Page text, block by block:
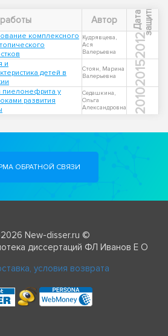
Автор Д
а
т
а
з
а
щ
и
т ы
комплексного Кудрявцева,
Ася
Валерьевна
2012
и
детей в
Стоян, Марина
Валерьевна
2015
пиелонефрита у
развития
Седашкина,
Ольга
Александровна
2010
ОБРАТНОЙ СВЯЗИ
New-disser.ru ©
диссертаций ФЛ Иванов Е О
условия возврата